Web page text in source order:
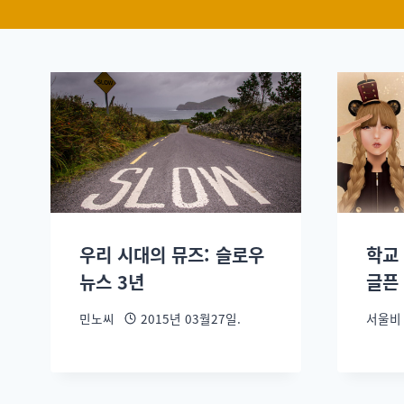
우리 시대의 뮤즈: 슬로우
뉴스 3년
민노씨 2015년 03월27일.
학
글
서울비